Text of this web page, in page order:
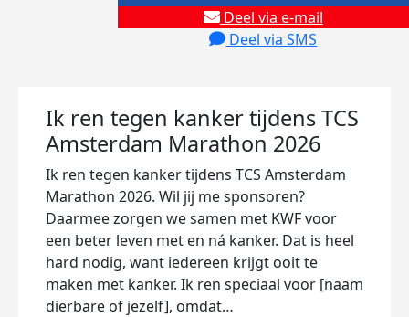
Deel via e-mail
Deel via SMS
Ik ren tegen kanker tijdens TCS
Amsterdam Marathon 2026
Ik ren tegen kanker tijdens TCS Amsterdam
Marathon 2026. Wil jij me sponsoren?
Daarmee zorgen we samen met KWF voor
een beter leven met en ná kanker. Dat is heel
hard nodig, want iedereen krijgt ooit te
maken met kanker. Ik ren speciaal voor [naam
dierbare of jezelf], omdat…